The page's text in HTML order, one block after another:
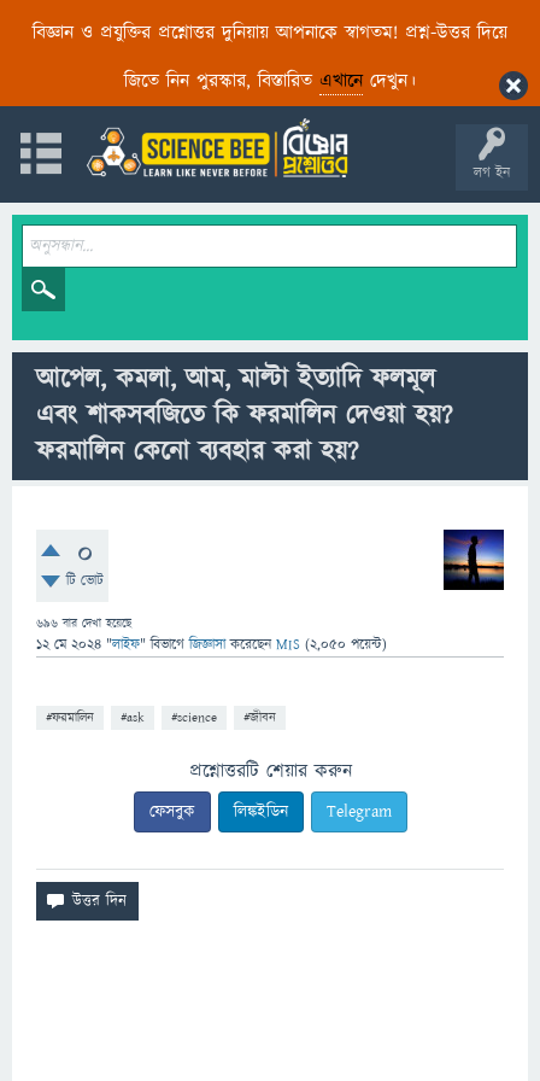
বিজ্ঞান ও প্রযুক্তির প্রশ্নোত্তর দুনিয়ায় আপনাকে স্বাগতম! প্রশ্ন-উত্তর দিয়ে
জিতে নিন পুরস্কার, বিস্তারিত এখানেদেখুন।
লগ ইন
আপেল, কমলা, আম, মাল্টা ইত্যাদি ফলমূল
এবং শাকসবজিতে কি ফরমালিন দেওয়া হয়?
ফরমালিন কেনো ব্যবহার করা হয়?
0
টি ভোট
696 বার দেখা হয়েছে
12 মে 2024 "লাইফ" বিভাগে জিজ্ঞাসাকরেছেনMIS (2,050 পয়েন্ট)
#ফরমালিন #ask #science #জীবন
প্রশ্নোত্তরটি শেয়ার করুন
ফেসবুক লিঙ্কইডিন Telegram